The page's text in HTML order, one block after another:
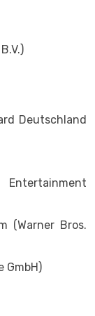
Deutschland
(Warner Bros.
GmbH)